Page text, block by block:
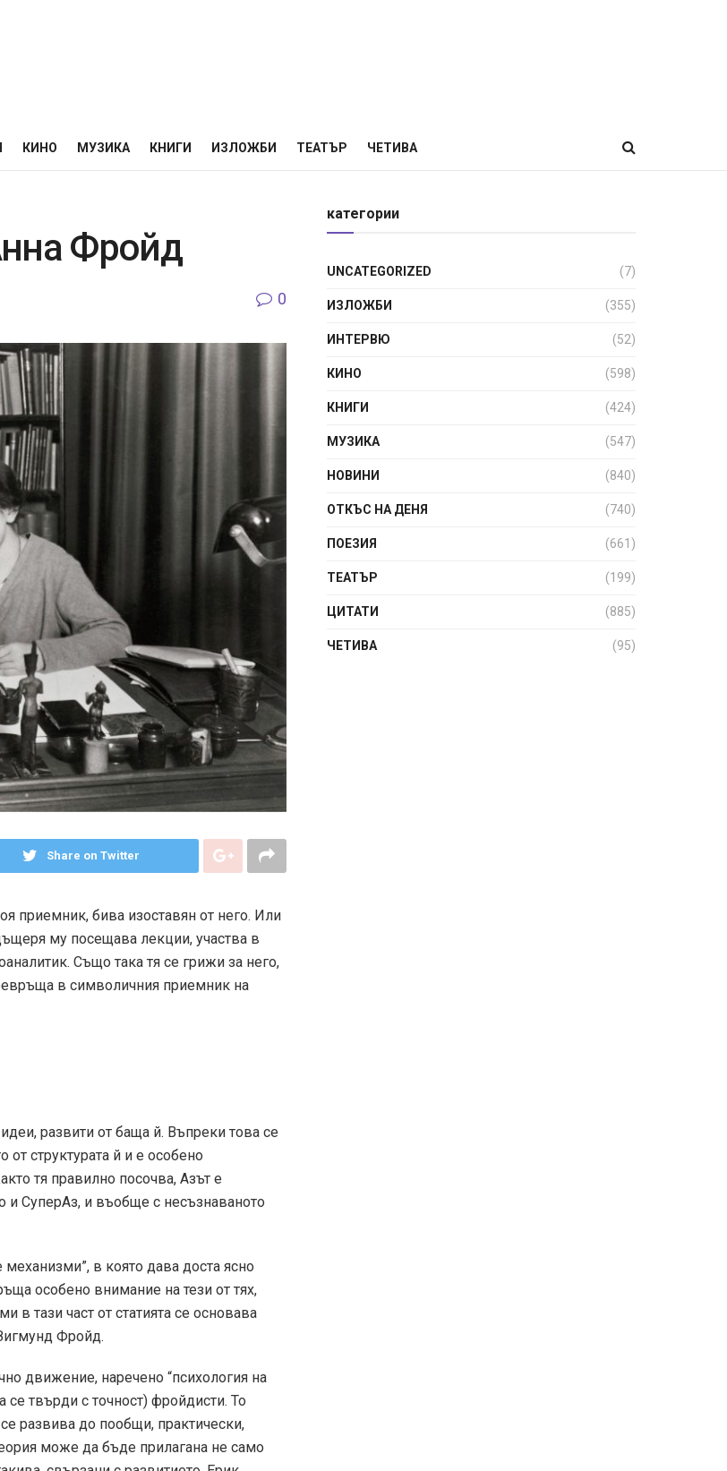
КИНО МУЗИКА КНИГИ ИЗЛОЖБИ ТЕАТЪР ЧЕТИВА
Фройд
0
Share on Twitter
приемник, бива изоставян от него. Или
му посещава лекции, участва в
Също така тя се грижи за него,
в символичния приемник на
развити от баща й. Въпреки това се
от структурата й и е особено
тя правилно посочва, Аз­ът е
и Супер­Аз, и въобще с несъзнаваното
в която дава доста ясно
особено внимание на тези от тях,
в тази част от статията се основава
Фройд.
движение, наречено “психология на
твърди с точност) фройдисти. То
развива до по­общи, практически,
може да бъде прилагана не само
категории
UNCATEGORIZED (7)
ИЗЛОЖБИ (355)
ИНТЕРВЮ (52)
КИНО (598)
КНИГИ (424)
МУЗИКА (547)
НОВИНИ (840)
ОТКЪС НА ДЕНЯ (740)
ПОЕЗИЯ (661)
ТЕАТЪР (199)
ЦИТАТИ (885)
ЧЕТИВА (95)